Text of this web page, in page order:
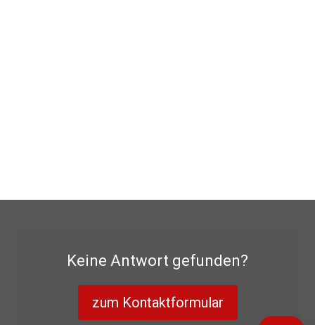
Keine Antwort gefunden?
zum Kontaktformular